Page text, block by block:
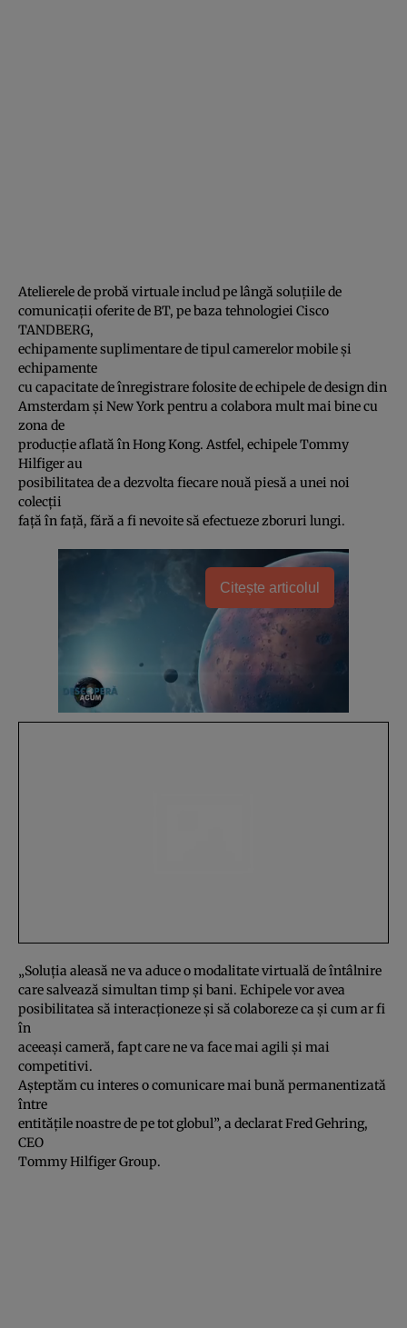
Atelierele de probă virtuale includ pe lângă soluţiile de
comunicaţii oferite de BT, pe baza tehnologiei Cisco
TANDBERG,
echipamente suplimentare de tipul camerelor mobile şi
echipamente
cu capacitate de înregistrare folosite de echipele de design din
Amsterdam şi New York pentru a colabora mult mai bine cu
zona de
producţie aflată în Hong Kong. Astfel, echipele Tommy
Hilfiger au
posibilitatea de a dezvolta fiecare nouă piesă a unei noi
colecţii
faţă în faţă, fără a fi nevoite să efectueze zboruri lungi.
Citește articolul
„Soluţia aleasă ne va aduce o modalitate virtuală de întâlnire
care salvează simultan timp şi bani. Echipele vor avea
posibilitatea să interacţioneze şi să colaboreze ca şi cum ar fi
în
aceeaşi cameră, fapt care ne va face mai agili şi mai
competitivi.
Aşteptăm cu interes o comunicare mai bună permanentizată
între
entităţile noastre de pe tot globul”, a declarat Fred Gehring,
CEO
Tommy Hilfiger Group.